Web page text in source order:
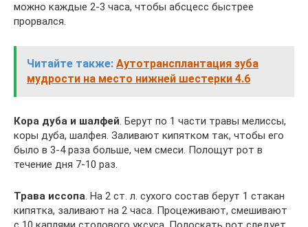
можно каждые 2-3 часа, чтобы абсцесс быстрее
прорвался.
Читайте также: Аутотрансплантация зуба
мудрости на место нижней шестерки 4.6
Кора дуба и шалфей. Берут по 1 части травы мелиссы,
коры дуба, шалфея. Заливают кипятком так, чтобы его
было в 3-4 раза больше, чем смеси. Полощут рот в
течение дня 7-10 раз.
Трава иссопа. На 2 ст. л. сухого состав берут 1 стакан
кипятка, заливают на 2 часа. Процеживают, смешивают